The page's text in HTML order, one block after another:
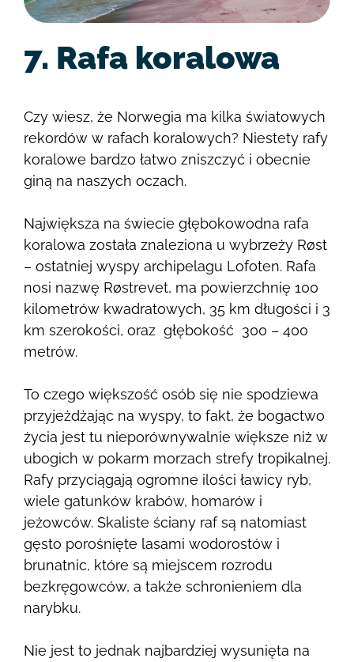
7. Rafa koralowa
Czy wiesz, że Norwegia ma kilka światowych
rekordów w rafach koralowych? Niestety rafy
koralowe bardzo łatwo zniszczyć i obecnie
giną na naszych oczach.
Największa na świecie głębokowodna rafa
koralowa została znaleziona u wybrzeży Røst
– ostatniej wyspy archipelagu Lofoten. Rafa
nosi nazwę Røstrevet, ma powierzchnię 100
kilometrów kwadratowych, 35 km długości i 3
km szerokości, oraz głębokość 300 – 400
metrów.
To czego większość osób się nie spodziewa
przyjeżdżając na wyspy, to fakt, że bogactwo
życia jest tu nieporównywalnie większe niż w
ubogich w pokarm morzach strefy tropikalnej.
Rafy przyciągają ogromne ilości ławicy ryb,
wiele gatunków krabów, homarów i
jeżowców. Skaliste ściany raf są natomiast
gęsto porośnięte lasami wodorostów i
brunatnic, które są miejscem rozrodu
bezkręgowców, a także schronieniem dla
narybku.
Nie jest to jednak najbardziej wysunięta na